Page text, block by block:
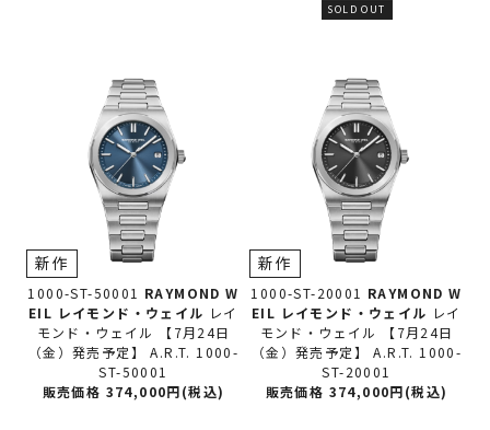
SOLD OUT
1000-ST-50001 RAYMOND W
EIL レイモンド・ウェイル レイ
モンド・ウェイル 【7月24日
（金）発売予定】 A.R.T. 1000-
ST-50001
新作
販売価格 374,000円(税込)
1000-ST-20001 RAYMOND W
EIL レイモンド・ウェイル レイ
モンド・ウェイル 【7月24日
（金）発売予定】 A.R.T. 1000-
ST-20001
新作
販売価格 374,000円(税込)